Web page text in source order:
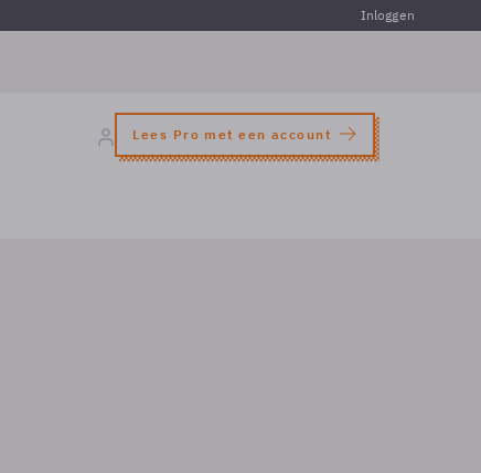
Inloggen
Lees Pro met een account